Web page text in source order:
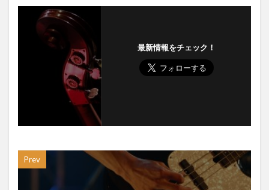
最新情報をチェック！
Prev